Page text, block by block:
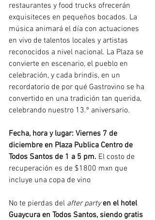
restaurantes y food trucks ofrecerán
exquisiteces en pequeños bocados. La
música animará el día con actuaciones
en vivo de talentos locales y artistas
reconocidos a nivel nacional. La Plaza se
convierte en escenario, el pueblo en
celebración, y cada brindis, en un
recordatorio de por qué Gastrovino se ha
convertido en una tradición tan querida,
celebrando nuestro 13.º aniversario.
Fecha, hora y lugar: Viernes 7 de
diciembre en Plaza Publica Centro de
Todos Santos de 1 a 5 pm. El costo de
recuperación es de $1800 mxn que
incluye una copa de vino
No te pierdas del after party en el hotel
Guaycura en Todos Santos, siendo gratis